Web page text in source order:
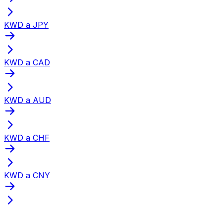
KWD a JPY
KWD a CAD
KWD a AUD
KWD a CHF
KWD a CNY